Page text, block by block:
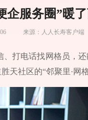
企服务圈”暖
来源： 人人长寿客户端
打电话找网格员，
天社区的“邻聚里·网